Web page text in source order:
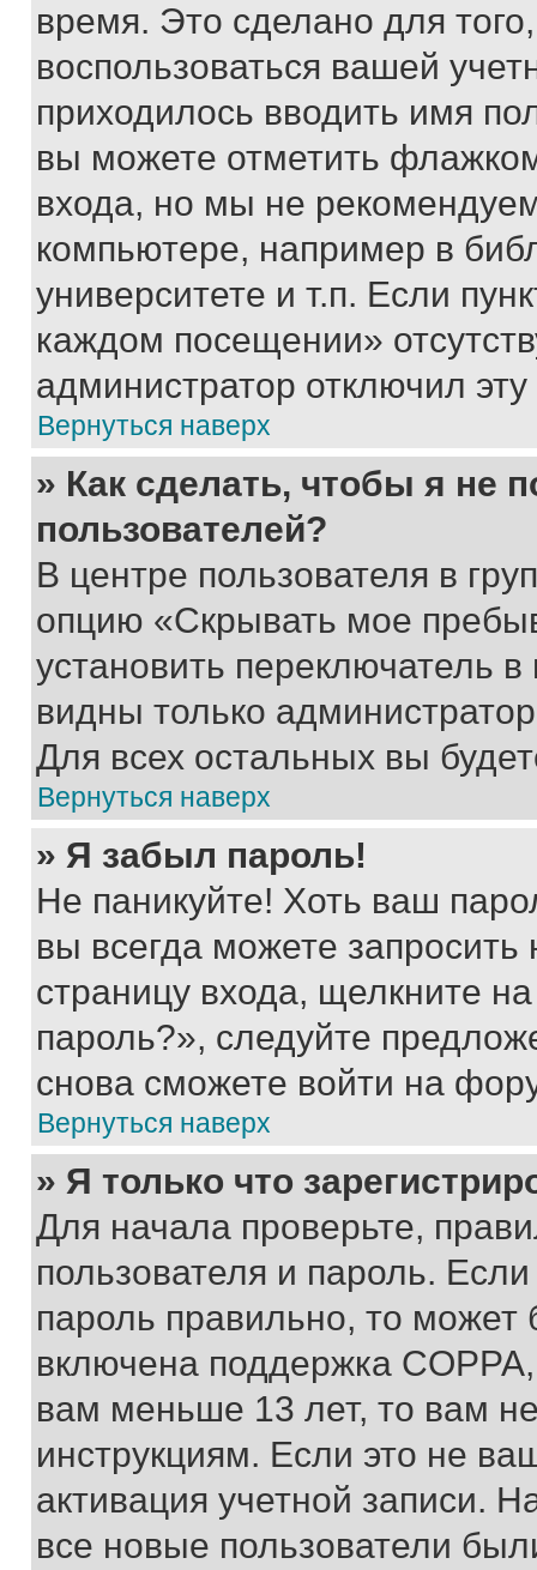
время. Это сделано для
воспользоваться вашей
приходилось вводить имя
вы можете отметить
входа, но мы не
компьютере, например в
университете и т.п. Если
каждом посещении»
администратор отключил
Вернуться наверх
» Как сделать, чтобы я не
пользователей?
В центре пользователя в
опцию «Скрывать мое
установить переключатель
видны только
Для всех остальных вы
Вернуться наверх
» Я забыл пароль!
Не паникуйте! Хоть ваш
вы всегда можете
страницу входа, щелкните
пароль?», следуйте
снова сможете войти на
Вернуться наверх
» Я только что
Для начала проверьте,
пользователя и пароль.
пароль правильно, то может
включена поддержка
вам меньше 13 лет, то вам
инструкциям. Если это не
активация учетной записи.
все новые пользователи